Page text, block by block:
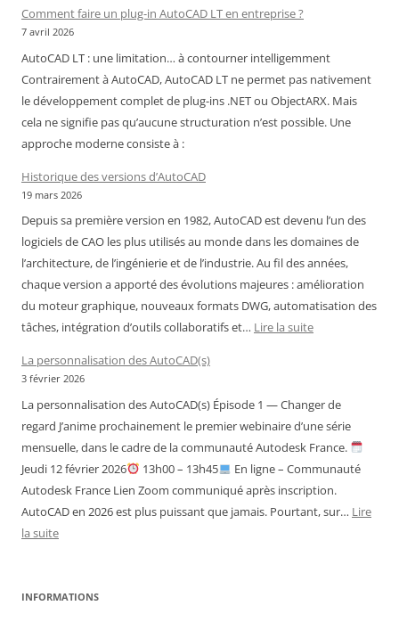
d’une
devenue
incertaine
Comment faire un plug-in AutoCAD LT en entreprise ?
7 avril 2026
AutoCAD LT : une limitation… à contourner intelligemment
Contrairement à AutoCAD, AutoCAD LT ne permet pas nativement
le développement complet de plug-ins .NET ou ObjectARX. Mais
cela ne signifie pas qu’aucune structuration n’est possible. Une
approche moderne consiste à :
Historique des versions d’AutoCAD
19 mars 2026
Depuis sa première version en 1982, AutoCAD est devenu l’un des
logiciels de CAO les plus utilisés au monde dans les domaines de
l’architecture, de l’ingénierie et de l’industrie. Au fil des années,
chaque version a apporté des évolutions majeures : amélioration
du moteur graphique, nouveaux formats DWG, automatisation des
tâches, intégration d’outils collaboratifs et… Lire la suite:
d’AutoCAD
La personnalisation des AutoCAD(s)
3 février 2026
La personnalisation des AutoCAD(s) Épisode 1 — Changer de
regard J’anime prochainement le premier webinaire d’une série
mensuelle, dans le cadre de la communauté Autodesk France.
Jeudi 12 février 2026
13h00 – 13h45
En ligne – Communauté
Autodesk France Lien Zoom communiqué après inscription.
AutoCAD en 2026 est plus puissant que jamais. Pourtant, sur… Lire
la suite:
des
INFORMATIONS